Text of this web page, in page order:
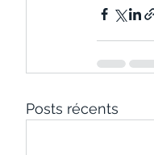
Posts récents